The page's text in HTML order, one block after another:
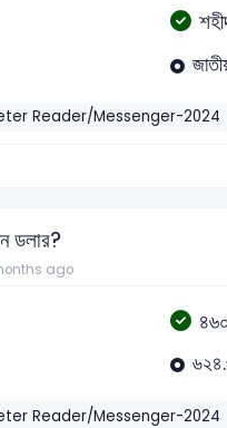
Reader/Messenger-2024
ডলার?
ago
Reader/Messenger-2024